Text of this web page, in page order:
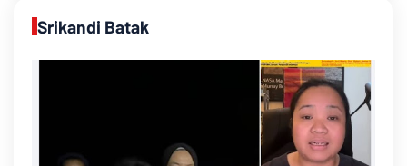
Srikandi Batak